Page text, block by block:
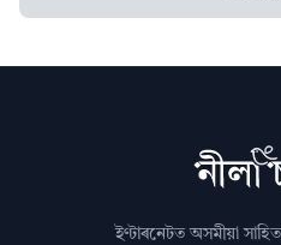
ইণ্টাৰনেটত অসমীয়া